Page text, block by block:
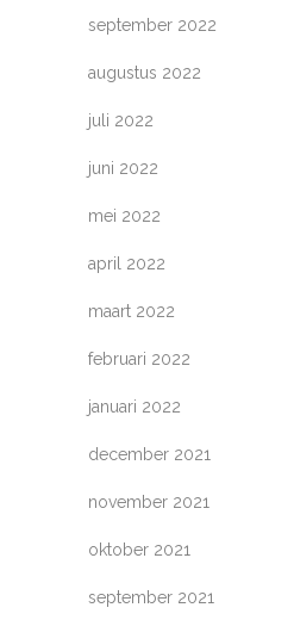
september 2022
augustus 2022
juli 2022
juni 2022
mei 2022
april 2022
maart 2022
februari 2022
januari 2022
december 2021
november 2021
oktober 2021
september 2021